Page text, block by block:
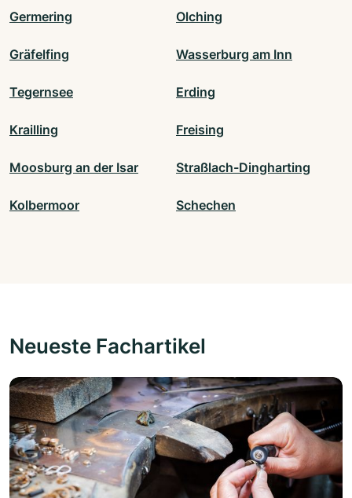
Germering Olching
Gräfelfing Wasserburg am Inn
Tegernsee Erding
Krailling Freising
Moosburg an der Isar Straßlach-Dingharting
Kolbermoor Schechen
Neueste Fachartikel